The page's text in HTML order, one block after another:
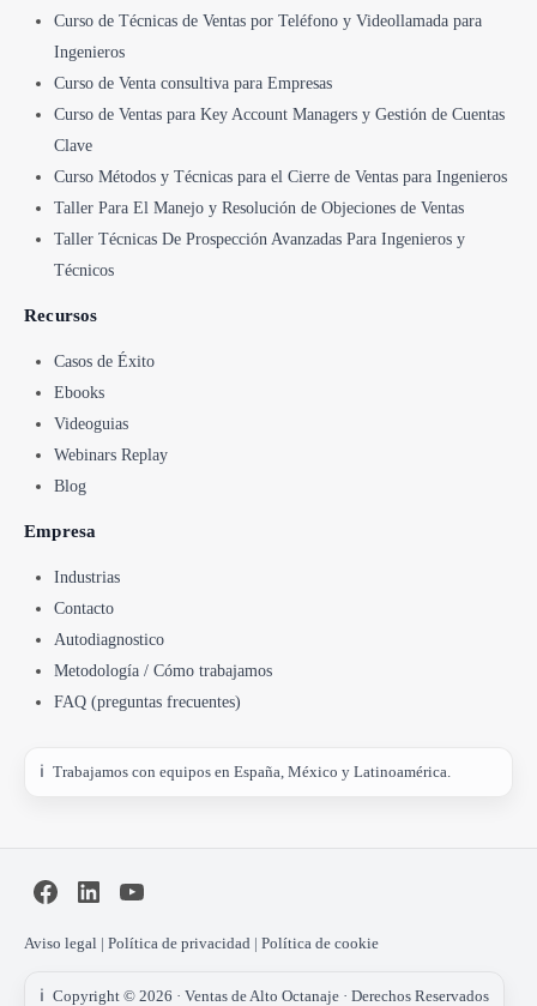
Curso de Técnicas de Ventas por Teléfono y Videollamada para
Ingenieros
Curso de Venta consultiva para Empresas
Curso de Ventas para Key Account Managers y Gestión de Cuentas
Clave
Curso Métodos y Técnicas para el Cierre de Ventas para Ingenieros
Taller Para El Manejo y Resolución de Objeciones de Ventas
Taller Técnicas De Prospección Avanzadas Para Ingenieros y
Técnicos
Recursos
Casos de Éxito
Ebooks
Videoguias
Webinars Replay
Blog
Empresa
Industrias
Contacto
Autodiagnostico
Metodología / Cómo trabajamos
FAQ (preguntas frecuentes)
Trabajamos con equipos en España, México y Latinoamérica.
Facebook LinkedIn YouTube
Aviso legal | Política de privacidad | Política de cookie
Copyright © 2026 · Ventas de Alto Octanaje · Derechos Reservados